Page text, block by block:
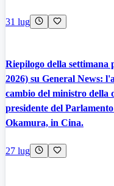
31 lug
Riepilogo della settimana
2026) su General News:
cambio del ministro della
presidente del
Okamura, in Cina.
27 lug